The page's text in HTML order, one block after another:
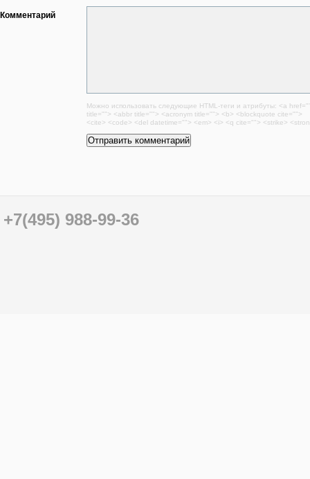
Комментарий
Можно использовать следующие HTML -теги и атрибуты: <a
title=""> <abbr title=""> <acronym title=""> <b> <blockquote cite="">
<cite> <code> <del datetime=""> <em> <i> <q cite=""> <strike>
+7(495) 988-99-36